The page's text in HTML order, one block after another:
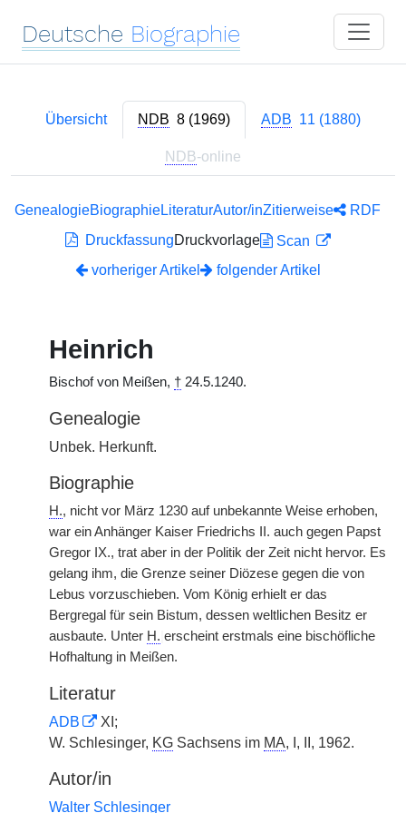
Deutsche Biographie
Übersicht NDB 8 (1969) ADB 11 (1880)
NDB-online
GenealogieBiographieLiteraturAutor/inZitierweise
RDF
DruckfassungDruckvorlage
Scan
vorheriger Artikel
folgender Artikel
Heinrich
Bischof von Meißen, † 24.5.1240.
Genealogie
Unbek. Herkunft.
Biographie
H., nicht vor März 1230 auf unbekannte Weise erhoben,
war ein Anhänger Kaiser Friedrichs II. auch gegen Papst
Gregor IX., trat aber in der Politik der Zeit nicht hervor. Es
gelang ihm, die Grenze seiner Diözese gegen die von
Lebus vorzuschieben. Vom König erhielt er das
Bergregal für sein Bistum, dessen weltlichen Besitz er
ausbaute. Unter H. erscheint erstmals eine bischöfliche
Hofhaltung in Meißen.
Literatur
ADB
XI;
W. Schlesinger, KG Sachsens im MA, I, II, 1962.
Autor/in
Walter Schlesinger